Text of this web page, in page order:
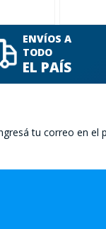
ENVÍOS A
TODO
EL PAÍS
tu correo en el